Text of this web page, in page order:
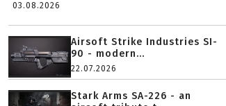
03.08.2026
Airsoft Strike Industries SI-
90 - modern...
22.07.2026
Stark Arms SA-226 - an